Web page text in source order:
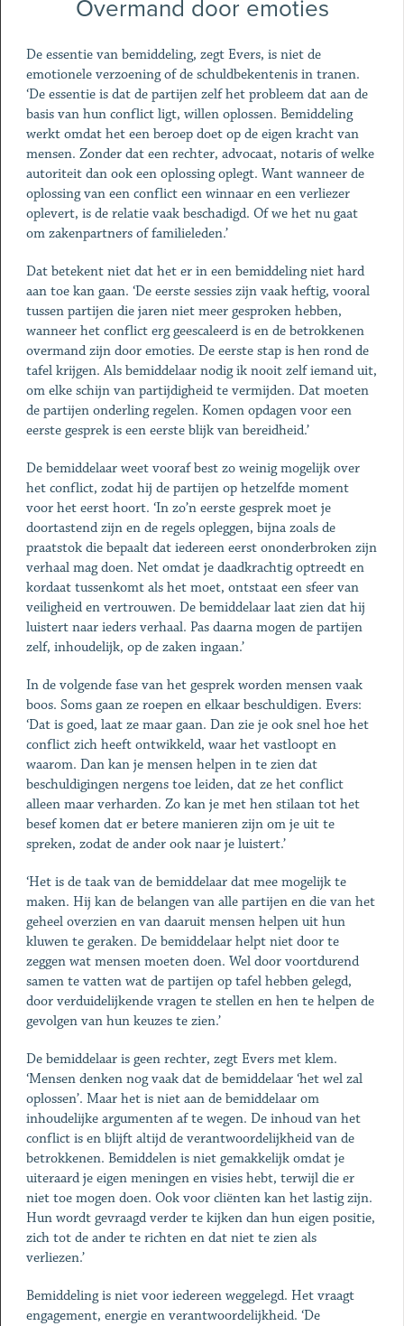
Overmand door emoties
De essentie van bemiddeling, zegt Evers, is niet de
emotionele verzoening of de schuldbekentenis in tranen.
‘De essentie is dat de partijen zelf het probleem dat aan de
basis van hun conflict ligt, willen oplossen. Bemiddeling
werkt omdat het een beroep doet op de eigen kracht van
mensen. Zonder dat een rechter, advocaat, notaris of welke
autoriteit dan ook een oplossing oplegt. Want wanneer de
oplossing van een conflict een winnaar en een verliezer
oplevert, is de relatie vaak beschadigd. Of we het nu gaat
om zakenpartners of familieleden.’
Dat betekent niet dat het er in een bemiddeling niet hard
aan toe kan gaan. ‘De eerste sessies zijn vaak heftig, vooral
tussen partijen die jaren niet meer gesproken hebben,
wanneer het conflict erg geescaleerd is en de betrokkenen
overmand zijn door emoties. De eerste stap is hen rond de
tafel krijgen. Als bemiddelaar nodig ik nooit zelf iemand uit,
om elke schijn van partijdigheid te vermijden. Dat moeten
de partijen onderling regelen. Komen opdagen voor een
eerste gesprek is een eerste blijk van bereidheid.’
De bemiddelaar weet vooraf best zo weinig mogelijk over
het conflict, zodat hij de partijen op hetzelfde moment
voor het eerst hoort. ‘In zo’n eerste gesprek moet je
doortastend zijn en de regels opleggen, bijna zoals de
praatstok die bepaalt dat iedereen eerst ononderbroken zijn
verhaal mag doen. Net omdat je daadkrachtig optreedt en
kordaat tussenkomt als het moet, ontstaat een sfeer van
veiligheid en vertrouwen. De bemiddelaar laat zien dat hij
luistert naar ieders verhaal. Pas daarna mogen de partijen
zelf, inhoudelijk, op de zaken ingaan.’
In de volgende fase van het gesprek worden mensen vaak
boos. Soms gaan ze roepen en elkaar beschuldigen. Evers:
‘Dat is goed, laat ze maar gaan. Dan zie je ook snel hoe het
conflict zich heeft ontwikkeld, waar het vastloopt en
waarom. Dan kan je mensen helpen in te zien dat
beschuldigingen nergens toe leiden, dat ze het conflict
alleen maar verharden. Zo kan je met hen stilaan tot het
besef komen dat er betere manieren zijn om je uit te
spreken, zodat de ander ook naar je luistert.’
‘Het is de taak van de bemiddelaar dat mee mogelijk te
maken. Hij kan de belangen van alle partijen en die van het
geheel overzien en van daaruit mensen helpen uit hun
kluwen te geraken. De bemiddelaar helpt niet door te
zeggen wat mensen moeten doen. Wel door voortdurend
samen te vatten wat de partijen op tafel hebben gelegd,
door verduidelijkende vragen te stellen en hen te helpen de
gevolgen van hun keuzes te zien.’
De bemiddelaar is geen rechter, zegt Evers met klem.
‘Mensen denken nog vaak dat de bemiddelaar ‘het wel zal
oplossen’. Maar het is niet aan de bemiddelaar om
inhoudelijke argumenten af te wegen. De inhoud van het
conflict is en blijft altijd de verantwoordelijkheid van de
betrokkenen. Bemiddelen is niet gemakkelijk omdat je
uiteraard je eigen meningen en visies hebt, terwijl die er
niet toe mogen doen. Ook voor cliënten kan het lastig zijn.
Hun wordt gevraagd verder te kijken dan hun eigen positie,
zich tot de ander te richten en dat niet te zien als
verliezen.’
Bemiddeling is niet voor iedereen weggelegd. Het vraagt
engagement, energie en verantwoordelijkheid. ‘De